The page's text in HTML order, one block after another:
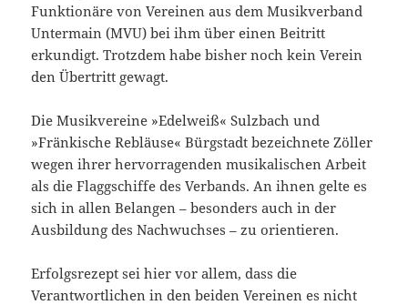
Funktionäre von Vereinen aus dem Musikverband
Untermain (MVU) bei ihm über einen Beitritt
erkundigt. Trotzdem habe bisher noch kein Verein
den Übertritt gewagt.
Die Musikvereine »Edelweiß« Sulzbach und
»Fränkische Rebläuse« Bürgstadt bezeichnete Zöller
wegen ihrer hervorragenden musikalischen Arbeit
als die Flaggschiffe des Verbands. An ihnen gelte es
sich in allen Belangen – besonders auch in der
Ausbildung des Nachwuchses – zu orientieren.
Erfolgsrezept sei hier vor allem, dass die
Verantwortlichen in den beiden Vereinen es nicht